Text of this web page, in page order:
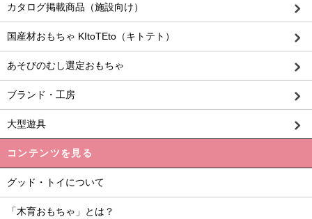
カタログ掲載商品（施設向け）
国産材おもちゃ KItoTEto（キトテト）
あそびのむし選定おもちゃ
ブランド・工房
大型遊具
コンテンツを見る
グッド・トイについて
「木育おもちゃ」とは？